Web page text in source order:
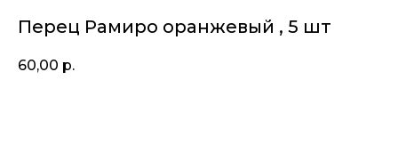
Перец Рамиро оранжевый , 5 шт
60,00 р.